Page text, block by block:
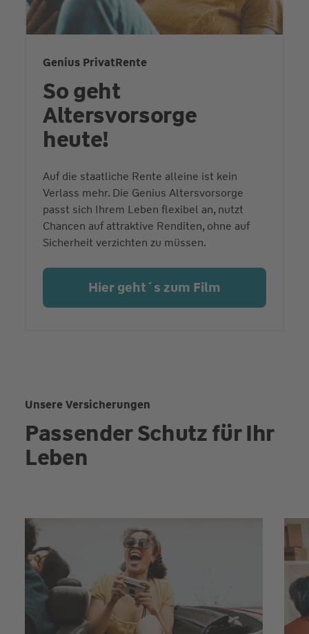
Genius PrivatRente
So geht
Altersvorsorge
heute!
Auf die staatliche Rente alleine ist kein
Verlass mehr. Die Genius Altersvorsorge
passt sich Ihrem Leben flexibel an, nutzt
Chancen auf attraktive Renditen, ohne auf
Sicherheit verzichten zu müssen.
Hier geht´s zum Film
Unsere Versicherungen
Passender Schutz für Ihr
Leben